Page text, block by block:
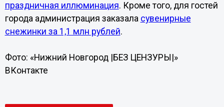
праздничная иллюминация. Кроме того, для гостей
города администрация заказала сувенирные
снежинки за 1,1 млн рублей.
Фото: «Нижний Новгород |БЕЗ ЦЕНЗУРЫ|»
ВКонтакте